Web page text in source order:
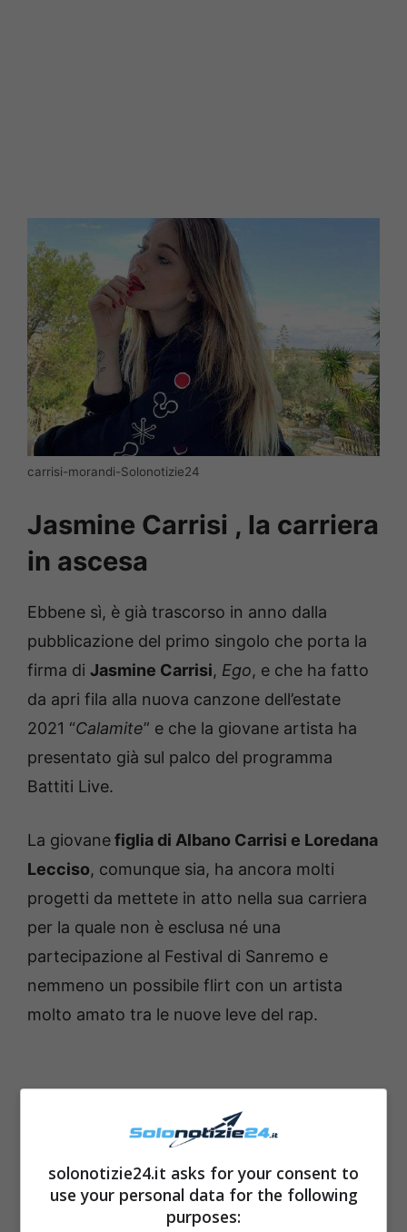
carrisi-morandi-Solonotizie24
Jasmine Carrisi , la carriera
in ascesa
Ebbene sì, è già trascorso in anno dalla
pubblicazione del primo singolo che porta la
firma di Jasmine Carrisi, Ego, e che ha fatto
da apri fila alla nuova canzone dell’estate
2021 “Calamite” e che la giovane artista ha
presentato già sul palco del programma
Battiti Live.
La giovanefiglia di Albano Carrisi e Loredana
Lecciso, comunque sia, ha ancora molti
progetti da mettete in atto nella sua carriera
per la quale non è esclusa né una
partecipazione al Festival di Sanremo e
nemmeno un possibile flirt con un artista
molto amato tra le nuove leve del rap.
solonotizie24.it asks for your consent to
use your personal data for the following
purposes: